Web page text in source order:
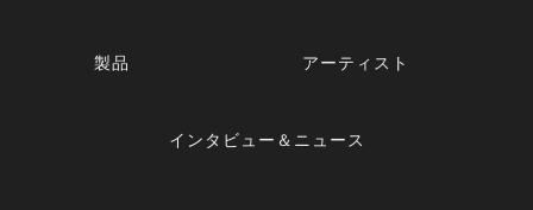
製品 アーティスト
インタビュー＆ニュース